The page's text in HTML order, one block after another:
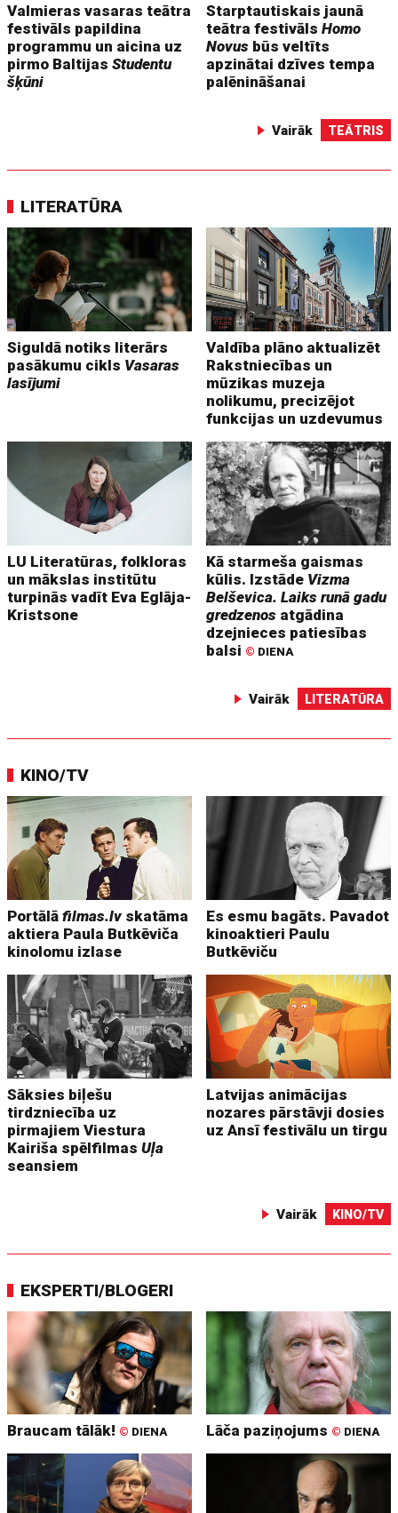
Valmieras vasaras teātra
festivāls papildina
programmu un aicina uz
pirmo BaltijasStudentu
šķūni
Starptautiskais jaunā
teātra festivālsHomo
Novus būs veltīts
apzinātai dzīves tempa
palēnināšanai
Vairāk TEĀTRIS
LITERATŪRA
Siguldā notiks literārs
pasākumu cikls Vasaras
lasījumi
Valdība plāno aktualizēt
Rakstniecības un
mūzikas muzeja
nolikumu, precizējot
funkcijas un uzdevumus
LU Literatūras, folkloras
un mākslas institūtu
turpinās vadīt Eva Eglāja-
Kristsone
Kā starmeša gaismas
kūlis. Izstāde Vizma
Belševica. Laiks runā gadu
gredzenos atgādina
dzejnieces patiesības
balsi © DIENA
Vairāk LITERATŪRA
KINO/TV
Portālāfilmas.lv skatāma
aktiera Paula Butkēviča
kinolomu izlase
Es esmu bagāts. Pavadot
kinoaktieri Paulu
Butkēviču
Sāksies biļešu
tirdzniecība uz
pirmajiem Viestura
Kairiša spēlfilmasUļa
seansiem
Latvijas animācijas
nozares pārstāvji dosies
uz Ansī festivālu un tirgu
Vairāk KINO/TV
EKSPERTI/BLOGERI
Braucam tālāk! © DIENA Lāča paziņojums © DIENA